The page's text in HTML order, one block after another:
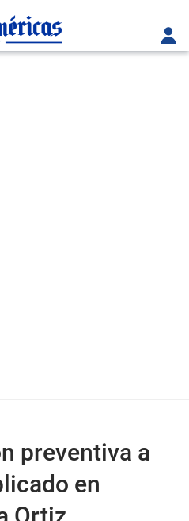
preventiva a
en